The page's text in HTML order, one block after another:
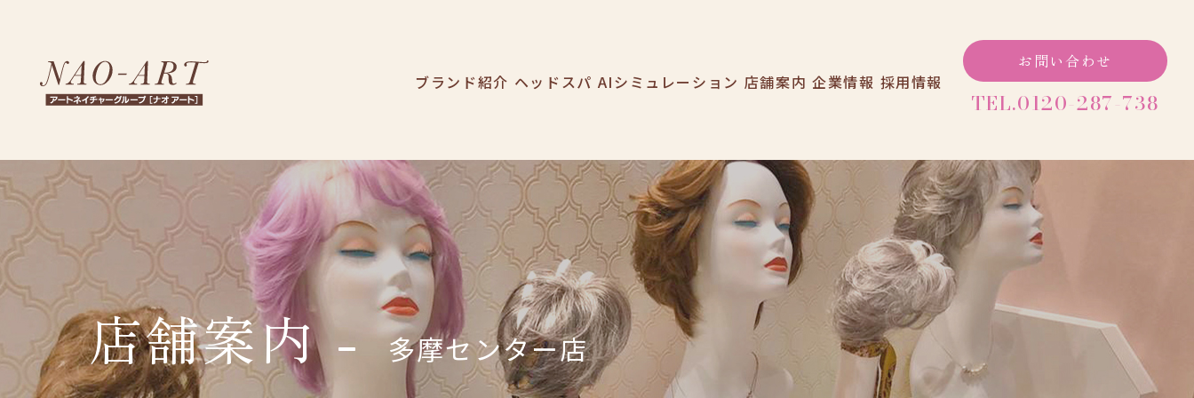
ブランド紹介 ヘッドスパ AIシミュレーション 店舗案内 企業情報 採用情報
お問い合わせ
TEL.0120-287-738
店舗案内 - 多摩センター店